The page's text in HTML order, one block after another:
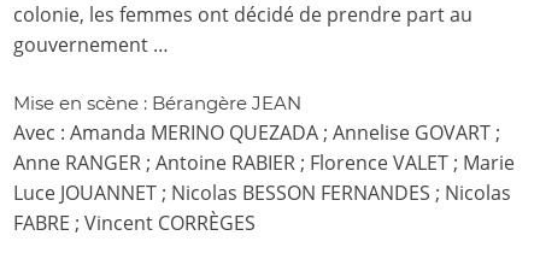
colonie, les femmes ont décidé de prendre part au
gouvernement …
Mise en scène : Bérangère JEAN
Avec : Amanda MERINO QUEZADA ; Annelise GOVART ;
Anne RANGER ; Antoine RABIER ; Florence VALET ; Marie
Luce JOUANNET ; Nicolas BESSON FERNANDES ; Nicolas
FABRE ; Vincent CORRÈGES